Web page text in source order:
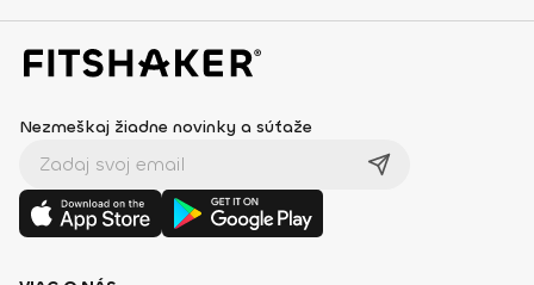
Nezmeškaj žiadne novinky a súťaže